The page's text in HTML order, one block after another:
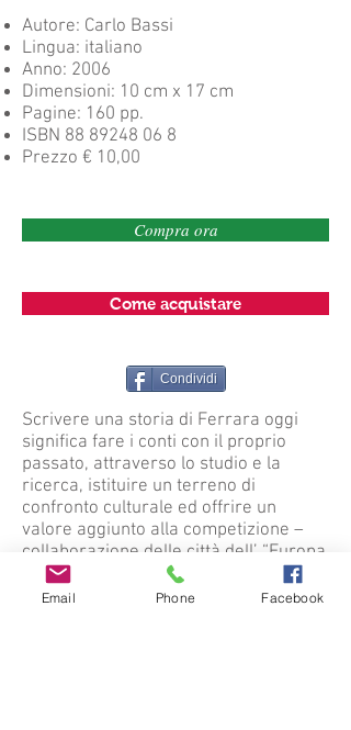
Autore: Carlo Bassi
Lingua: italiano
Anno: 2006
Dimensioni: 10 cm x 17 cm
Pagine: 160 pp.
ISBN 88 89248 06 8
Prezzo € 10,00
Scrivere una storia di Ferrara oggi
significa fare i conti con il proprio
passato, attraverso lo studio e la
ricerca, istituire un terreno di
confronto culturale ed offrire un
valore aggiunto alla competizione –
collaborazione delle città dell’ “Europa
dei comuni” che si sta delineando al
nostro orizzonte istituzionale.
Compra ora
Come acquistare
Condividi
Email Phone Facebook